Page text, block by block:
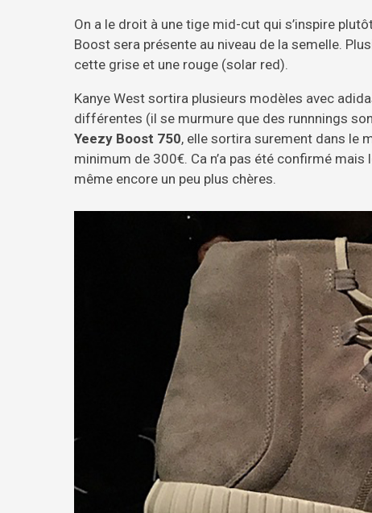
On a le droit à une tige mid-cut qui s’inspire
Boost sera présente au niveau de la semelle.
cette grise et une rouge (solar red).
Kanye West sortira plusieurs modèles avec
différentes (il se murmure que des runnnings
Yeezy Boost 750, elle sortira surement dans le
minimum de 300€. Ca n’a pas été confirmé
même encore un peu plus chères.